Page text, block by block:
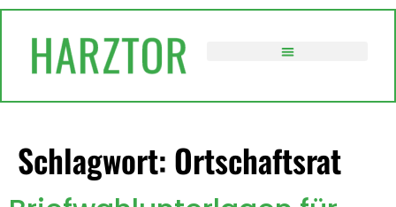
Schlagwort: Ortschaftsrat